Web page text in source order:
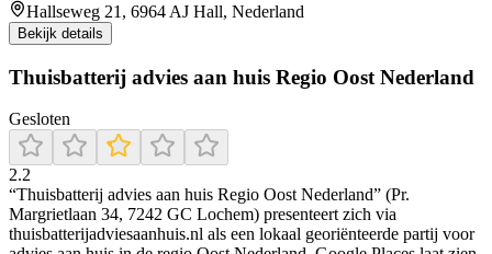
Hallseweg 21, 6964 AJ Hall, Nederland
Bekijk details
Thuisbatterij advies aan huis Regio Oost Nederland
Gesloten
2.2
“Thuisbatterij advies aan huis Regio Oost Nederland” (Pr.
Margrietlaan 34, 7242 GC Lochem) presenteert zich via
thuisbatterijadviesaanhuis.nl als een lokaal georiënteerde partij voor